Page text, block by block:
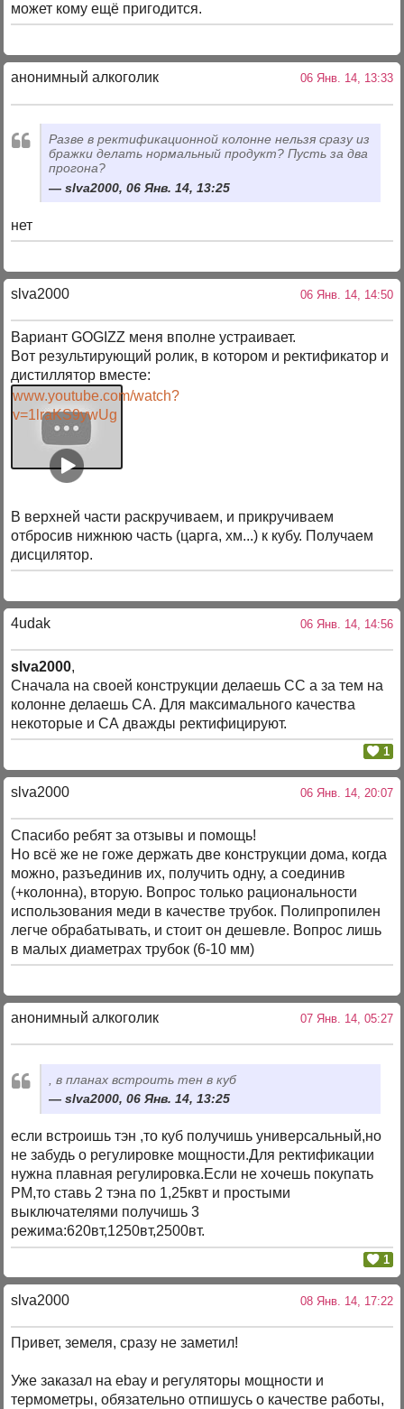
может кому ещё пригодится.
анонимный алкоголик 06 Янв. 14, 13:33
Разве в ректификационной колонне нельзя сразу из
бражки делать нормальный продукт? Пусть за два
прогона?
slva2000, 06 Янв. 14, 13:25
нет
slva2000 06 Янв. 14, 14:50
Вариант GOGIZZ меня вполне устраивает.
Вот результирующий ролик, в котором и ректификатор и
дистиллятор вместе:
www.youtube.com/watch?
v=1lraKS9ywUg
В верхней части раскручиваем, и прикручиваем
отбросив нижнюю часть (царга, хм...) к кубу. Получаем
дисцилятор.
4udak 06 Янв. 14, 14:56
slva2000,
Сначала на своей конструкции делаешь СС а за тем на
колонне делаешь СА. Для максимального качества
некоторые и СА дважды ректифицируют.
1
slva2000 06 Янв. 14, 20:07
Спасибо ребят за отзывы и помощь!
Но всё же не гоже держать две конструкции дома, когда
можно, разъединив их, получить одну, а соединив
(+колонна), вторую. Вопрос только рациональности
использования меди в качестве трубок. Полипропилен
легче обрабатывать, и стоит он дешевле. Вопрос лишь
в малых диаметрах трубок (6-10 мм)
анонимный алкоголик 07 Янв. 14, 05:27
, в планах встроить тен в куб
slva2000, 06 Янв. 14, 13:25
если встроишь тэн ,то куб получишь универсальный,но
не забудь о регулировке мощности.Для ректификации
нужна плавная регулировка.Если не хочешь покупать
РМ,то ставь 2 тэна по 1,25квт и простыми
выключателями получишь 3
режима:620вт,1250вт,2500вт.
1
slva2000 08 Янв. 14, 17:22
Привет, земеля, сразу не заметил!
Уже заказал на ebay и регуляторы мощности и
термометры, обязательно отпишусь о качестве работы,